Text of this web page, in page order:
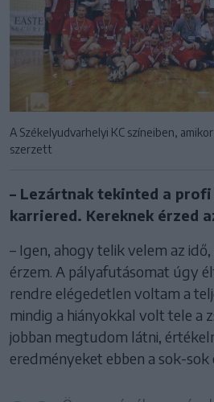
A Székelyudvarhelyi KC színeiben,
szerzett
– Lezártnak tekinted a
karriered. Kereknek érzed
– Igen, ahogy telik velem az
érzem. A pályafutásomat úgy
rendre elégedetlen voltam a
mindig a hiányokkal volt tele a
jobban megtudom látni,
eredményeket ebben a sok-sok